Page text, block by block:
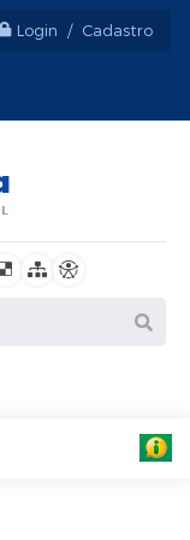
Login / Cadastro